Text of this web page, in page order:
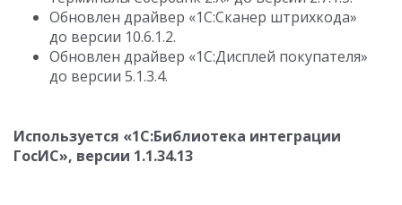
Обновлен драйвер «1С:Сканер штрихкода»
до версии 10.6.1.2.
Обновлен драйвер «1C:Дисплей покупателя»
до версии 5.1.3.4.
Используется «1С:Библиотека интеграции
ГосИС», версии 1.1.34.13